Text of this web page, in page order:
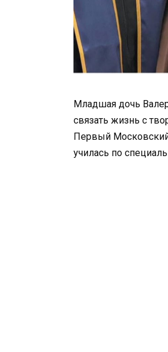
Младшая дочь
связать жизнь с
Первый
училась по